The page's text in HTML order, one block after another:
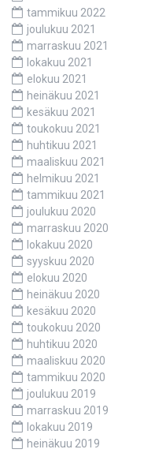
tammikuu 2022
joulukuu 2021
marraskuu 2021
lokakuu 2021
elokuu 2021
heinäkuu 2021
kesäkuu 2021
toukokuu 2021
huhtikuu 2021
maaliskuu 2021
helmikuu 2021
tammikuu 2021
joulukuu 2020
marraskuu 2020
lokakuu 2020
syyskuu 2020
elokuu 2020
heinäkuu 2020
kesäkuu 2020
toukokuu 2020
huhtikuu 2020
maaliskuu 2020
tammikuu 2020
joulukuu 2019
marraskuu 2019
lokakuu 2019
heinäkuu 2019